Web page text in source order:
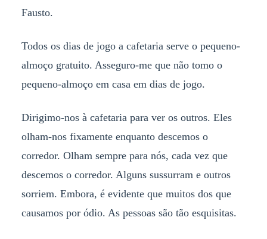
Fausto.
Todos os dias de jogo a cafetaria serve o pequeno-
almoço gratuito. Asseguro-me que não tomo o
pequeno-almoço em casa em dias de jogo.
Dirigimo-nos à cafetaria para ver os outros. Eles
olham-nos fixamente enquanto descemos o
corredor. Olham sempre para nós, cada vez que
descemos o corredor. Alguns sussurram e outros
sorriem. Embora, é evidente que muitos dos que
causamos por ódio. As pessoas são tão esquisitas.